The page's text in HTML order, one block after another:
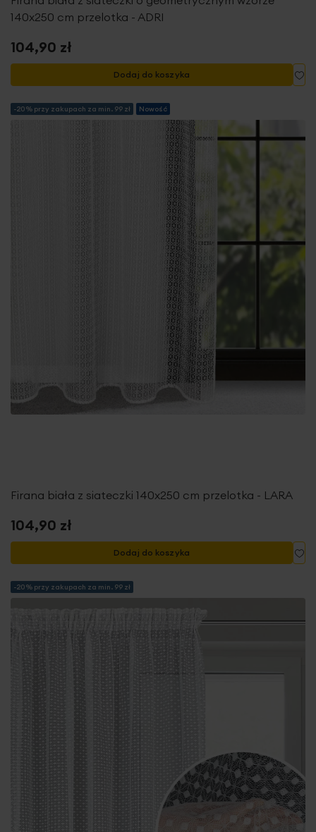
140x250 cm przelotka - ADRI
104,90 zł
Dodaj do koszyka
-20% przy zakupach za min. 99 zł Nowość
Firana biała z siateczki 140x250 cm przelotka - LARA
104,90 zł
Dodaj do koszyka
-20% przy zakupach za min. 99 zł